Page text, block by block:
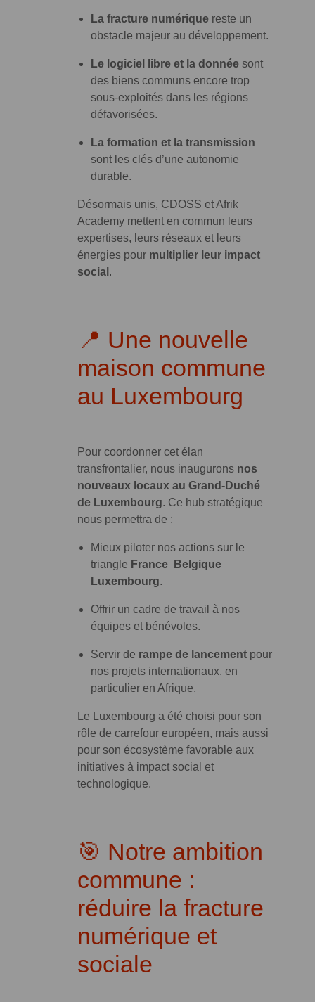
La fracture numérique reste un
obstacle majeur au développement.
Le logiciel libre et la donnée sont
des biens communs encore trop
sous-exploités dans les régions
défavorisées.
La formation et la transmission
sont les clés d’une autonomie
durable.
Désormais unis, CDOSS et Afrik
Academy mettent en commun leurs
expertises, leurs réseaux et leurs
énergies pour multiplier leur impact
social .
📍 Une nouvelle
maison commune
au Luxembourg
Pour coordonner cet élan
transfrontalier, nous inaugurons nos
nouveaux locaux au Grand-Duché
de Luxembourg. Ce hub stratégique
nous permettra de :
Mieux piloter nos actions sur le
triangle France Belgique
Luxembourg.
Offrir un cadre de travail à nos
équipes et bénévoles.
Servir de rampe de lancement pour
nos projets internationaux, en
particulier en Afrique.
Le Luxembourg a été choisi pour son
rôle de carrefour européen, mais aussi
pour son écosystème favorable aux
initiatives à impact social et
technologique.
🎯 Notre ambition
commune :
réduire la fracture
numérique et
sociale